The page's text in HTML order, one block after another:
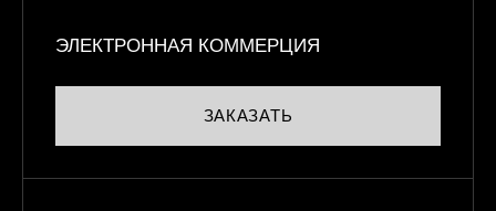
ЭЛЕКТРОННАЯ КОММЕРЦИЯ
ЗАКАЗАТЬ